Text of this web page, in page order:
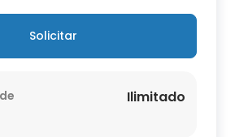
Solicitar
Ilimitado